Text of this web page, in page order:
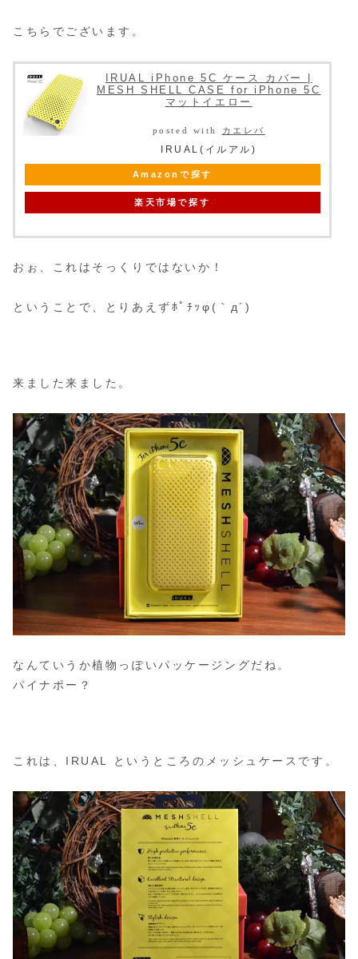
こちらでございます。
IRUAL iPhone 5C ケース カバー |
MESH SHELL CASE for iPhone 5C
マットイエロー
posted with カエレバ
IRUAL(イルアル)
Amazonで探す
楽天市場で探す
おぉ、これはそっくりではないか！
ということで、とりあえずﾎﾟﾁｯφ(｀д´)
来ました来ました。
なんていうか植物っぽいパッケージングだね。
パイナポー？
これは、IRUAL というところのメッシュケースです。